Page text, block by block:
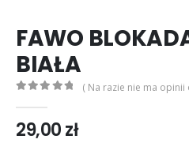
FAWO
BIAŁA
( Na razie nie ma
29,00zł